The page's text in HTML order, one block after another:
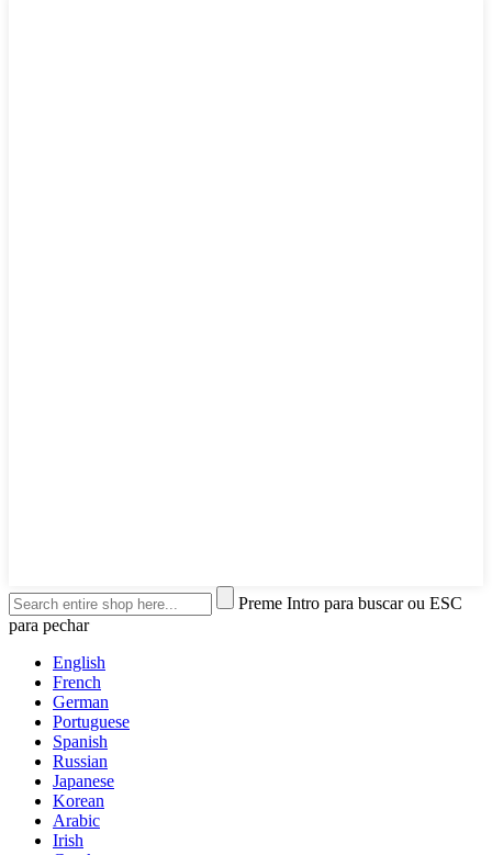
Preme Intro para buscar ou ESC
para pechar
English
French
German
Portuguese
Spanish
Russian
Japanese
Korean
Arabic
Irish